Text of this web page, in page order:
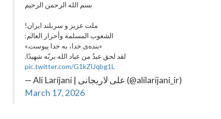
بسم الله الرحمن الرحیم
ملت عزیز و سربلند ایران!
الشعوب المسلمة وأحرار العالم:
«بنده‌ی خدا، به خدا پیوست.»
لقد لحق عبدٌ من عباد الله بربّه شهيدًا.
pic.twitter.com/G1kZUqbg1L
— Ali Larijani | علی لاریجانی (@alilarijani_ir)
March 17, 2026